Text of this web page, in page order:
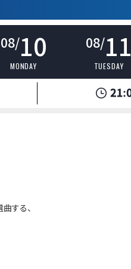
08/10
MONDAY
08/11
TUESDAY
する、